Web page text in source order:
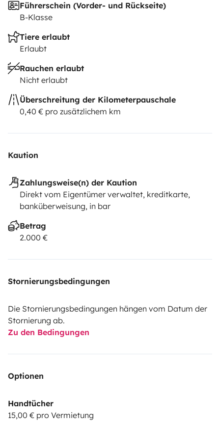
Führerschein (Vorder- und Rückseite)
B-Klasse
Tiere erlaubt
Erlaubt
Rauchen erlaubt
Nicht erlaubt
Überschreitung der Kilometerpauschale
0,40 € pro zusätzlichem km
Kaution
Zahlungsweise(n) der Kaution
Direkt vom Eigentümer verwaltet, kreditkarte,
banküberweisung, in bar
Betrag
2.000 €
Stornierungsbedingungen
Die Stornierungsbedingungen hängen vom Datum der
Stornierung ab.
Zu den Bedingungen
Optionen
Handtücher
15,00 € pro Vermietung